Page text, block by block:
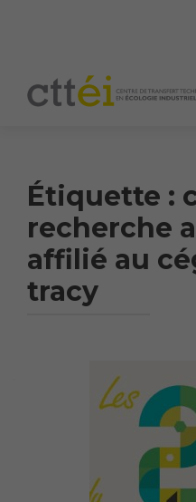
Étiquette :
recherche
affilié au
tracy